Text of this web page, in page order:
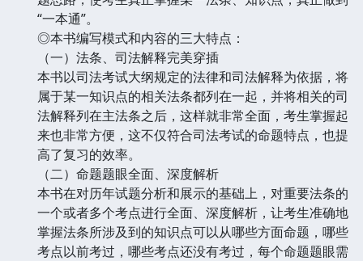
“一本通”。
◎本书编写模式和内容的三大特点：
（一）法条、司法解释完美穿插
本书以司法考试大纲规定的法律和司法解释为依据，将
属于某一知识点的相关法条都列在一起，并将相关的司
法解释列在主法条之后，这样就非常全面，考生掌握起
来也非常方便，这不仅符合司法考试的命题特点，也提
高了复习的效率。
（二）命题题眼全面、深度解析
本书在对历年试题分析和展示的基础上，对重要法条的
一个或者多个考点进行全面、深度解析，让考生准确地
掌握法条所涉及到的知识点可以从哪些方面命题，哪些
考点以前考过，哪些考点还没有考过，每个命题题眼需